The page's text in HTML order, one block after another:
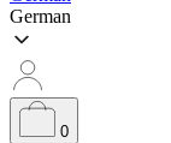
German
0